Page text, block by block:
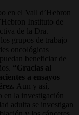
en el Vall d’Hebron
Instituto de
de la Dra.
grupos de trabajo
oncológicas
beneficiar de
“Gracias al
a ensayos
Aun y así,
la investigación
adulta se investigan